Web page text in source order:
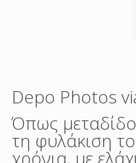
Depo Photos
Όπως
τη φυλάκιση
χρόνια, με